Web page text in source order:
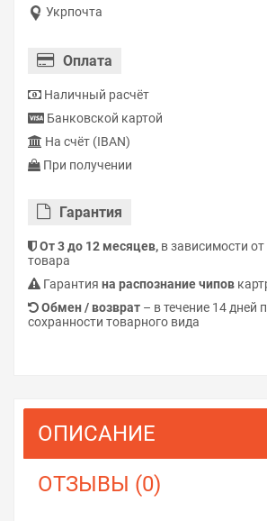
Укрпочта
Оплата
Наличный расчёт
Банковской картой
На счёт (IBAN)
При получении
Гарантия
От 3 до 12 месяцев, в зависимости от
товара
Гарантия на распознание чипов
Обмен / возврат – в течение 14 дней
сохранности товарного вида
ОПИСАНИЕ
ОТЗЫВЫ (0)